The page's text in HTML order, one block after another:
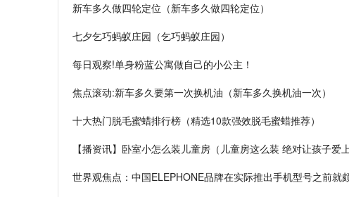
新车多久做四轮定位（新车多久做四轮定位）
七夕乞巧蚂蚁庄园（乞巧蚂蚁庄园）
每日观察!单身粉蓝公寓做自己的小公主！
焦点滚动:新车多久要第一次换机油（新车多久换机油一次）
十大热门脱毛蜜蜡排行榜（精选10款强效脱毛蜜蜡推荐）
【播资讯】卧室小怎么装儿童房（儿童房这么装 绝对让孩子爱上
世界观焦点：中国ELEPHONE品牌在实际推出手机型号之前就